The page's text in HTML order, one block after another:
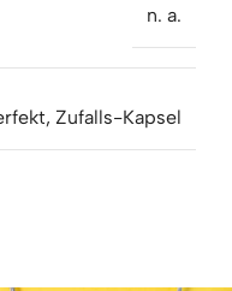
n. a.
, Zufalls-Kapsel